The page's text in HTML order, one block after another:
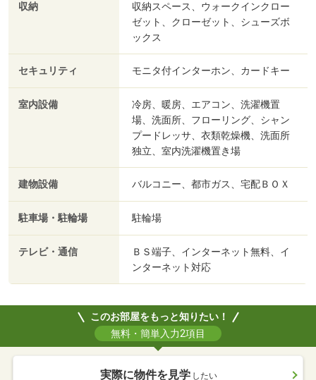
収納
収納スペース、ウォークインクロー
ゼット、クローゼット、シューズボ
ックス
セキュリティ モニタ付インターホン、カードキー
室内設備
冷房、暖房、エアコン、洗濯機置
場、洗面所、フローリング、シャン
プードレッサ、衣類乾燥機、洗面所
独立、室内洗濯機置き場
建物設備 バルコニー、都市ガス、宅配ＢＯＸ
駐車場・駐輪場 駐輪場
テレビ・通信
ＢＳ端子、インターネット無料、イ
ンターネット対応
このお部屋をもっと知りたい！
無料・簡単入力2項目
実際に物件を見学 したい